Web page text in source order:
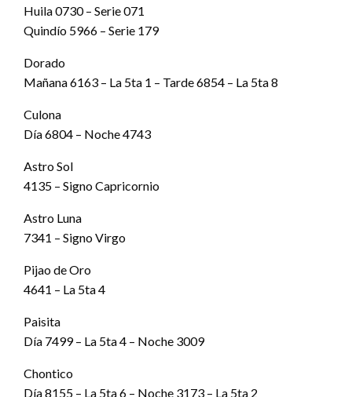
Huila 0730 – Serie 071
Quindío 5966 – Serie 179
Dorado
Mañana 6163 – La 5ta 1 – Tarde 6854 – La 5ta 8
Culona
Día 6804 – Noche 4743
Astro Sol
4135 – Signo Capricornio
Astro Luna
7341 – Signo Virgo
Pijao de Oro
4641 – La 5ta 4
Paisita
Día 7499 – La 5ta 4 – Noche 3009
Chontico
Día 8155 – La 5ta 6 – Noche 3173 – La 5ta 2